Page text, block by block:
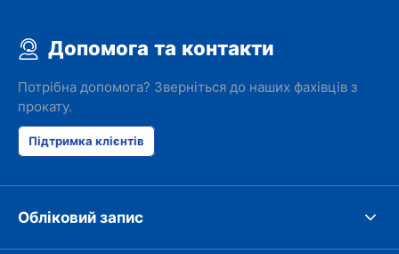
Допомога та контакти
Потрібна допомога? Зверніться до наших фахівців з
прокату.
Підтримка клієнтів
Обліковий запис